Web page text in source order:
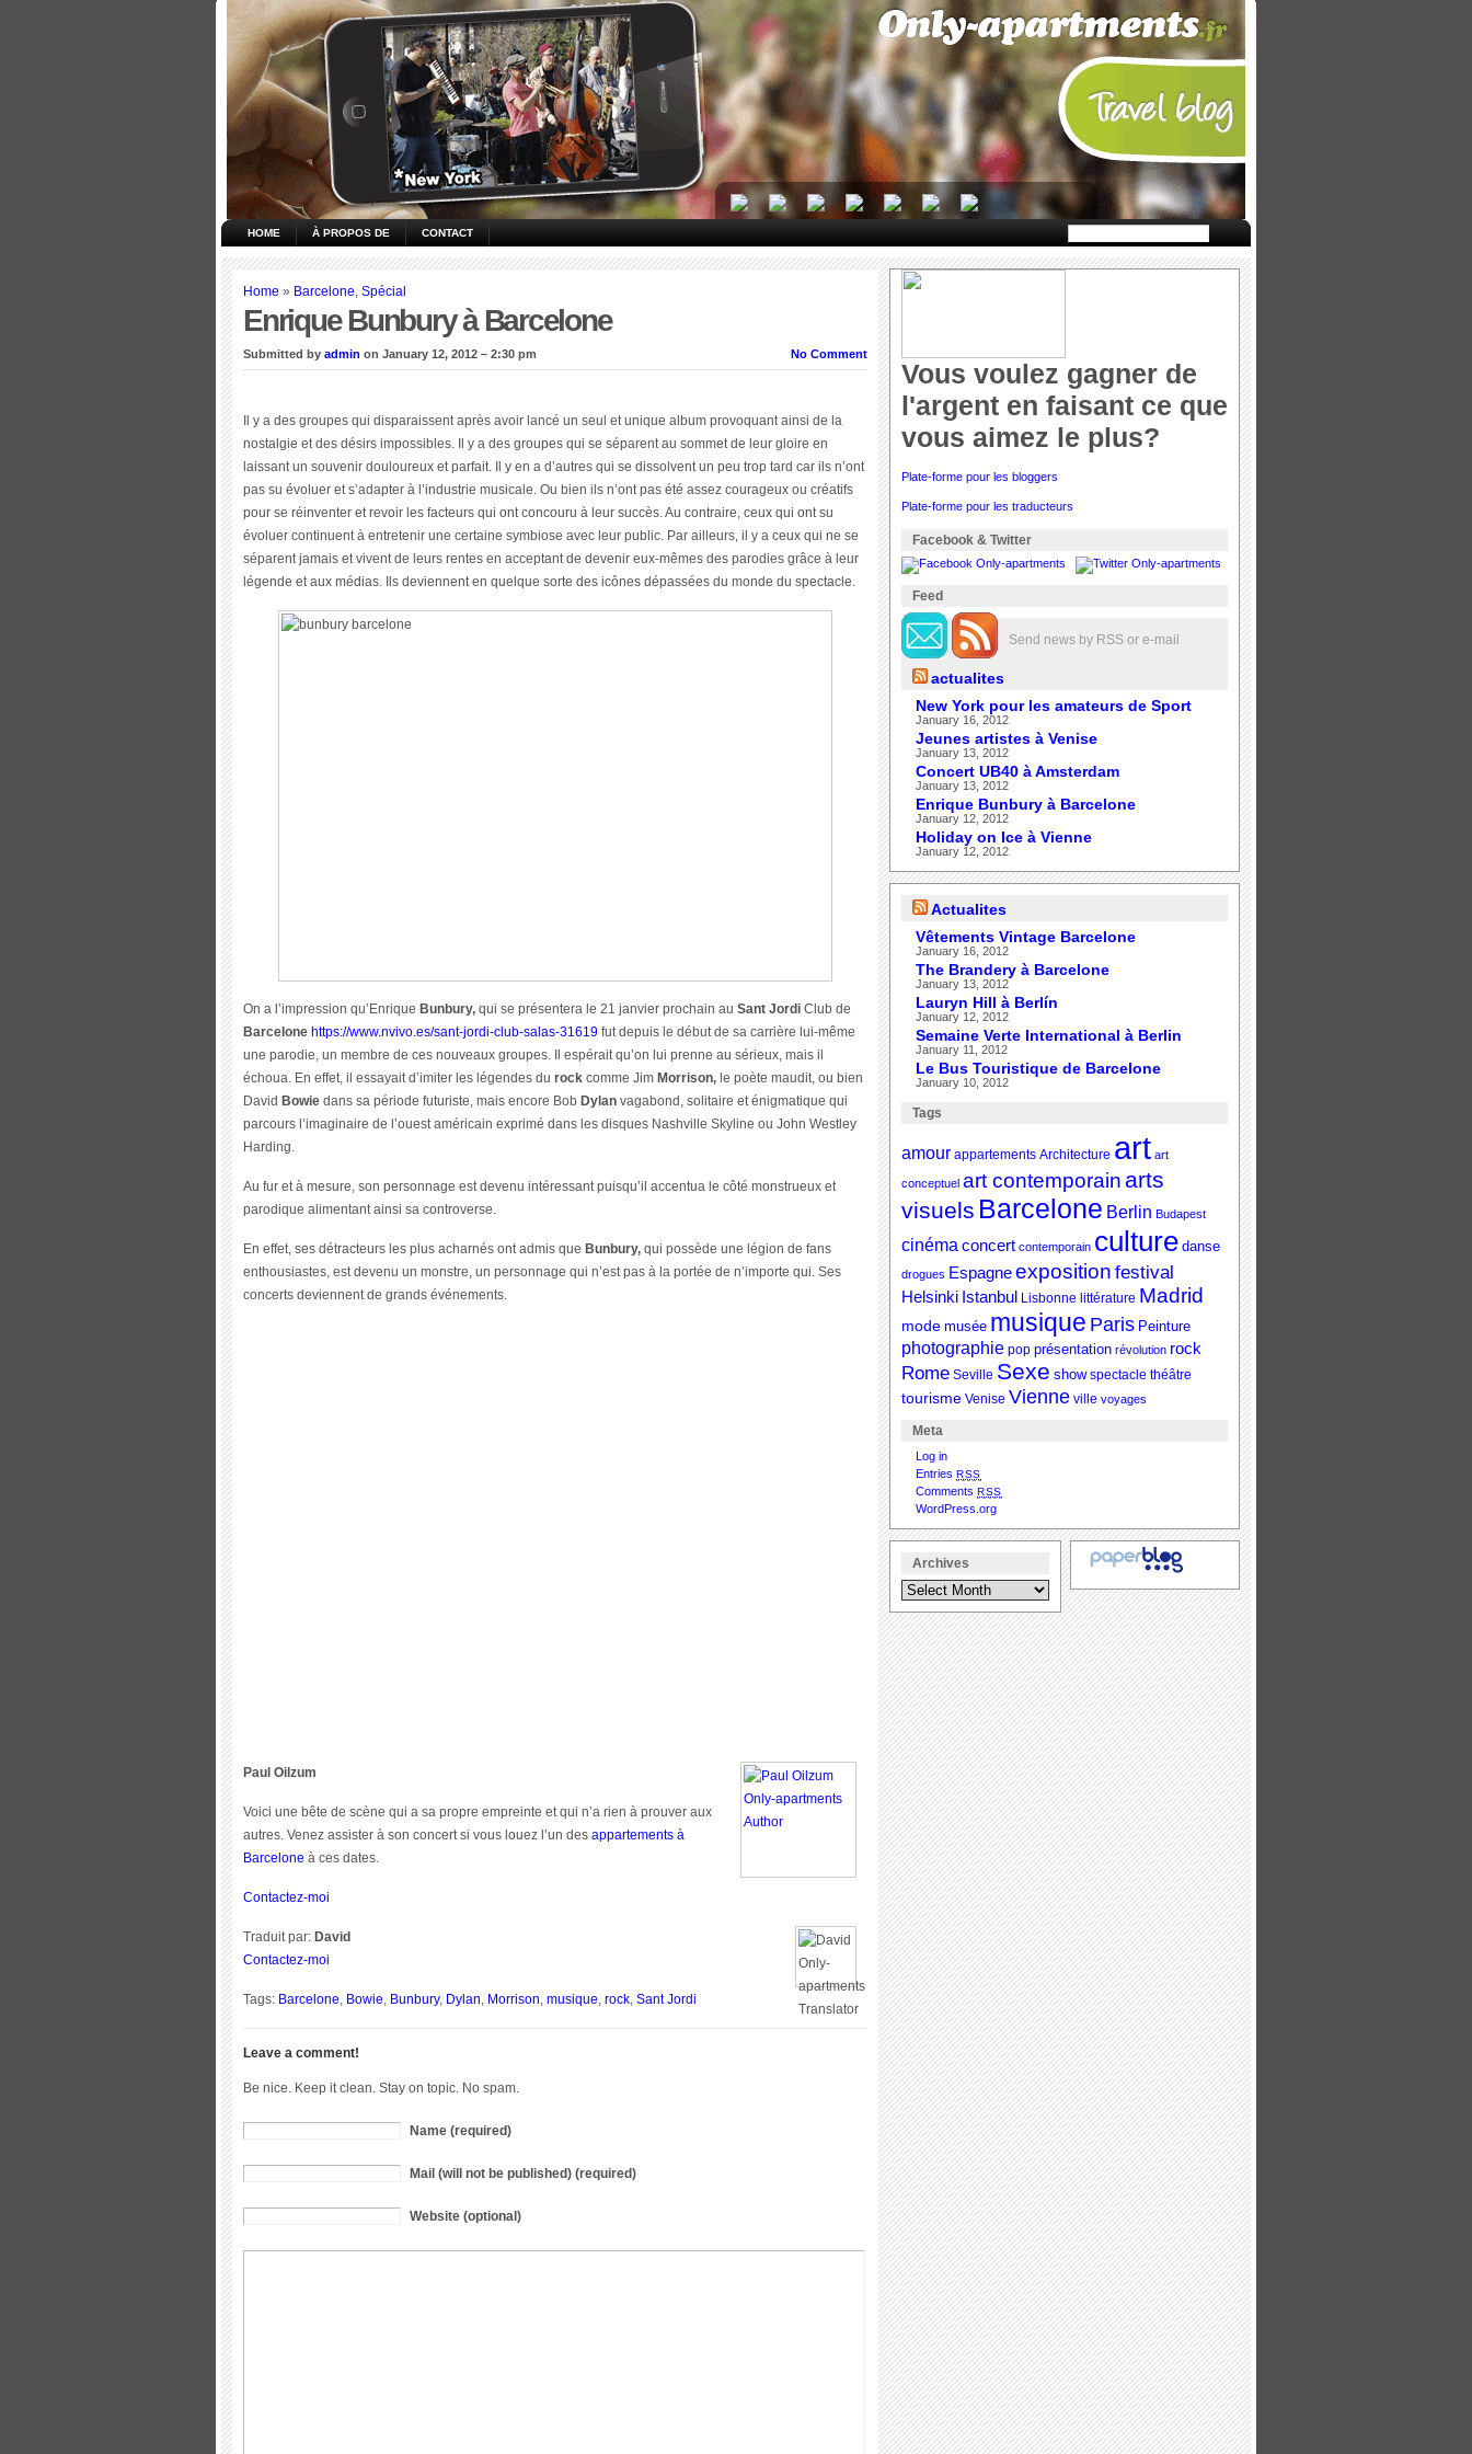
HOME À PROPOS DE CONTACT
Home » Barcelone, Spécial
Enrique Bunbury à Barcelone
Submitted by admin on January 12, 2012 – 2:30 pm No Comment
Il y a des groupes qui disparaissent après avoir lancé un seul et unique album provoquant ainsi de la
nostalgie et des désirs impossibles. Il y a des groupes qui se séparent au sommet de leur gloire en
laissant un souvenir douloureux et parfait. Il y en a d’autres qui se dissolvent un peu trop tard car ils n’ont
pas su évoluer et s’adapter à l’industrie musicale. Ou bien ils n’ont pas été assez courageux ou créatifs
pour se réinventer et revoir les facteurs qui ont concouru à leur succès. Au contraire, ceux qui ont su
évoluer continuent à entretenir une certaine symbiose avec leur public. Par ailleurs, il y a ceux qui ne se
séparent jamais et vivent de leurs rentes en acceptant de devenir eux-mêmes des parodies grâce à leur
légende et aux médias. Ils deviennent en quelque sorte des icônes dépassées du monde du spectacle.
On a l’impression qu’Enrique Bunbury, qui se présentera le 21 janvier prochain au Sant Jordi Club de
Barcelone https://www.nvivo.es/sant-jordi-club-salas-31619 fut depuis le début de sa carrière lui-même
une parodie, un membre de ces nouveaux groupes. Il espérait qu’on lui prenne au sérieux, mais il
échoua. En effet, il essayait d’imiter les légendes du rock comme Jim Morrison, le poète maudit, ou bien
David Bowie dans sa période futuriste, mais encore Bob Dylan vagabond, solitaire et énigmatique qui
parcours l’imaginaire de l’ouest américain exprimé dans les disques Nashville Skyline ou John Westley
Harding.
Au fur et à mesure, son personnage est devenu intéressant puisqu’il accentua le côté monstrueux et
parodique alimentant ainsi sa controverse.
En effet, ses détracteurs les plus acharnés ont admis que Bunbury, qui possède une légion de fans
enthousiastes, est devenu un monstre, un personnage qui n’est pas à la portée de n’importe qui. Ses
concerts deviennent de grands événements.
Paul Oilzum
Voici une bête de scène qui a sa propre empreinte et qui n’a rien à prouver aux
autres. Venez assister à son concert si vous louez l’un des appartements à
Barcelone à ces dates.
Contactez-moi
Traduit par: David
Contactez-moi
Tags: Barcelone, Bowie, Bunbury, Dylan, Morrison, musique, rock, Sant Jordi
Leave a comment!
Be nice. Keep it clean. Stay on topic. No spam.
Name (required)
Mail (will not be published) (required)
Website (optional)
Vous voulez gagner de
l'argent en faisant ce que
vous aimez le plus?
Plate-forme pour les bloggers
Plate-forme pour les traducteurs
Facebook & Twitter
Feed
Send news by RSS or e-mail
actualites
New York pour les amateurs de Sport
January 16, 2012
Jeunes artistes à Venise
January 13, 2012
Concert UB40 à Amsterdam
January 13, 2012
Enrique Bunbury à Barcelone
January 12, 2012
Holiday on Ice à Vienne
January 12, 2012
Actualites
Vêtements Vintage Barcelone
January 16, 2012
The Brandery à Barcelone
January 13, 2012
Lauryn Hill à Berlín
January 12, 2012
Semaine Verte International à Berlin
January 11, 2012
Le Bus Touristique de Barcelone
January 10, 2012
Tags
amour appartements Architecture art art
conceptuel art contemporain arts
visuels Barcelone Berlin Budapest
cinéma concert contemporain culture danse
drogues Espagneexposition festival
Helsinki Istanbul Lisbonne littérature Madrid
mode musée musique Paris Peinture
photographie pop présentation révolution rock
Rome Seville Sexe show spectacle théâtre
tourisme Venise Vienne ville voyages
Meta
Log in
Entries RSS
Comments RSS
WordPress.org
Archives